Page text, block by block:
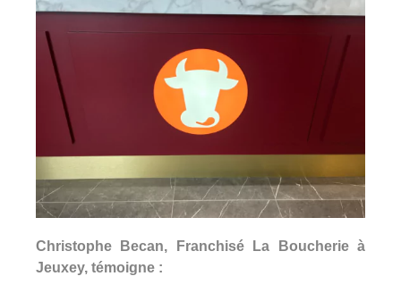
Christophe Becan, Franchisé La Boucherie à
Jeuxey, témoigne :